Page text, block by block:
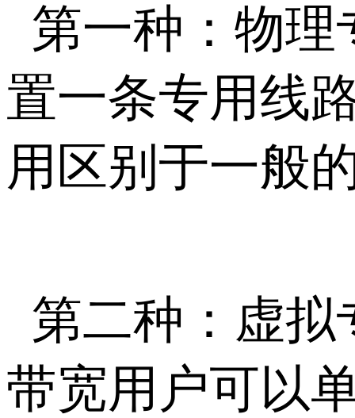
第一种：物
置一条专用线
用区别于一般
第二种：虚
带宽用户可以